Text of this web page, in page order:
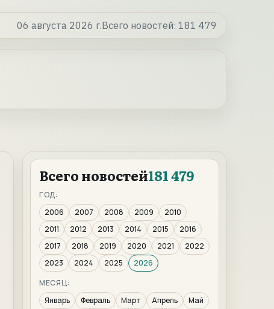
06 августа 2026 г.Всего новостей: 181 479
Всего новостей181 479
ГОД:
2006
2007 2008 2009
2010
2011
2012 2013 2014 2015
2016
2017
2018 2019 2020 2021
2022
2023
2024 2025
2026
МЕСЯЦ:
Январь
Февраль Март Апрель
Май